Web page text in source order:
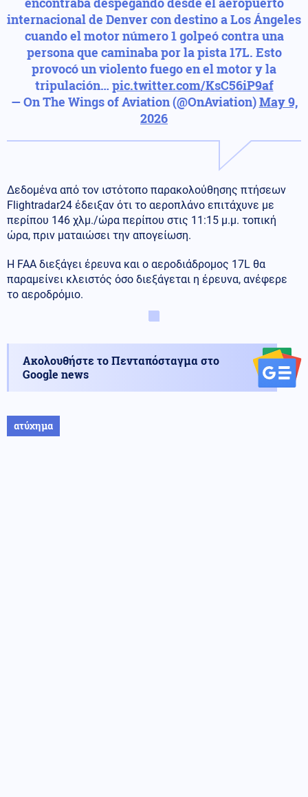
internacional de Denver con destino a Los Ángeles
cuando el motor número 1 golpeó contra una
persona que caminaba por la pista 17L. Esto
provocó un violento fuego en el motor y la
tripulación… pic.twitter.com/KsC56iP9af
— On The Wings of Aviation (@OnAviation)May 9,
2026
Δεδομένα από τον ιστότοπο παρακολούθησης πτήσεων
Flightradar24 έδειξαν ότι το αεροπλάνο επιτάχυνε με
περίπου 146 χλμ./ώρα περίπου στις 11:15 μ.μ. τοπική
ώρα, πριν ματαιώσει την απογείωση.
Η FAA διεξάγει έρευνα και ο αεροδιάδρομος 17L θα
παραμείνει κλειστός όσο διεξάγεται η έρευνα, ανέφερε
το αεροδρόμιο.
Ακολουθήστε το Πενταπόσταγμα στο
Google news
ατύχημα